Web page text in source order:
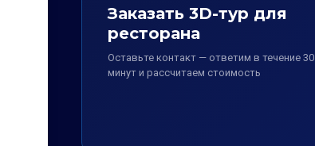
Заказать 3D-тур для
ресторана
Оставьте контакт — ответим в течение 30
минут и рассчитаем стоимость